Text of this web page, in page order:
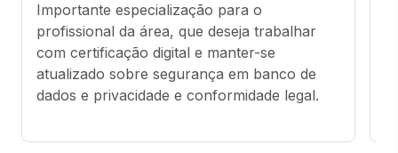
Importante especialização para o
profissional da área, que deseja trabalhar
com certificação digital e manter-se
atualizado sobre segurança em banco de
dados e privacidade e conformidade legal.